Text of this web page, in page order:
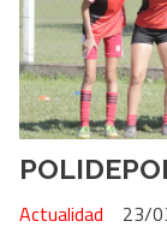
Actualidad 23/